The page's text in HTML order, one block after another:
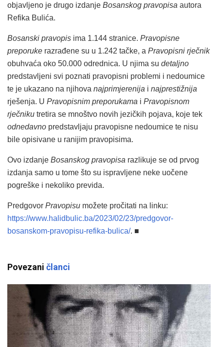
objavljeno je drugo izdanje Bosanskog pravopisa autora
Refika Bulića.
Bosanski pravopis ima 1.144 stranice. Pravopisne
preporuke razrađene su u 1.242 tačke, a Pravopisni rječnik
obuhvaća oko 50.000 odrednica. U njima su detaljno
predstavljeni svi poznati pravopisni problemi i nedoumice
te je ukazano na njihova najprimjerenija i najprestižnija
rješenja. U Pravopisnim preporukama i Pravopisnom
rječniku tretira se mnoštvo novih jezičkih pojava, koje tek
odnedavno predstavljaju pravopisne nedoumice te nisu
bile opisivane u ranijim pravopisima.
Ovo izdanje Bosanskog pravopisa razlikuje se od prvog
izdanja samo u tome što su ispravljene neke uočene
pogreške i nekoliko previda.
Predgovor Pravopisu možete pročitati na linku:
https://www.halidbulic.ba/2023/02/23/predgovor-
bosanskom-pravopisu-refika-bulica/. ■
Povezani članci